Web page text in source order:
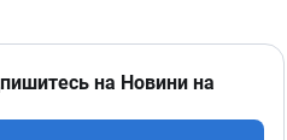
на Новини на